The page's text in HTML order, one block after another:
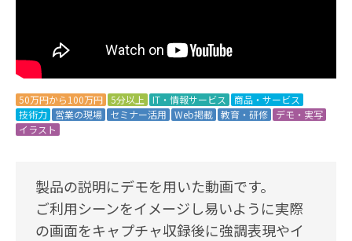
50万円から100万円 5分以上 IT・情報サービス
商品・サービス
技術力
営業の現場 セミナー活用 Web掲載 教育・研修
デモ・実写
イラスト
製品の説明にデモを用いた動画です。
ご利用シーンをイメージし易いように実際
の画面をキャプチャ収録後に強調表現やイ